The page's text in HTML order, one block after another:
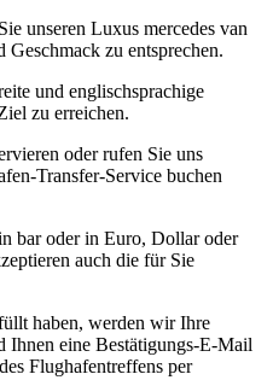
unseren Luxus mercedes van
zu entsprechen.
und englischsprachige
zu erreichen.
oder rufen Sie uns
Transfer-Service buchen
bar oder in Euro, Dollar oder
auch die für Sie
haben, werden wir Ihre
Ihnen eine Bestätigungs-E-Mail
Flughafentreffens per